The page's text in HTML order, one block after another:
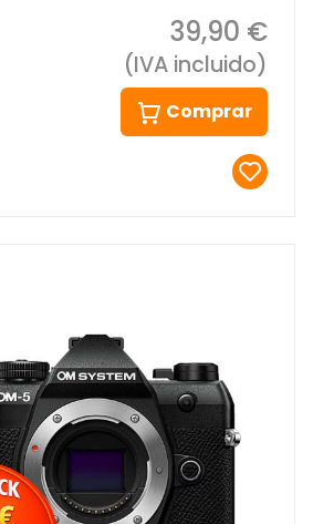
39,90 €
(IVA incluido)
Comprar